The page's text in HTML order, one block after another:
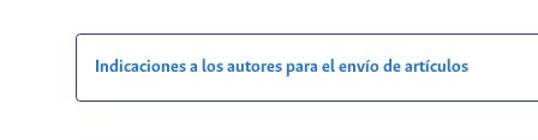
Indicaciones a los autores para el envío de artículos